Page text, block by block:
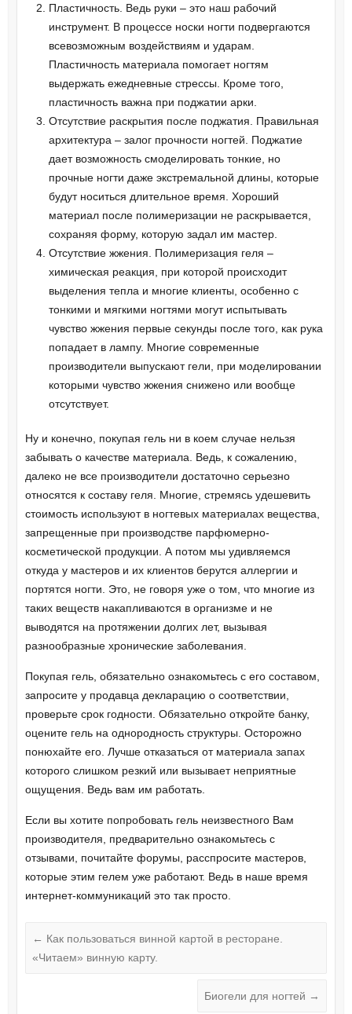
Пластичность. Ведь руки – это наш рабочий
инструмент. В процессе носки ногти подвергаются
всевозможным воздействиям и ударам.
Пластичность материала помогает ногтям
выдержать ежедневные стрессы. Кроме того,
пластичность важна при поджатии арки.
Отсутствие раскрытия после поджатия. Правильная
архитектура – залог прочности ногтей. Поджатие
дает возможность смоделировать тонкие, но
прочные ногти даже экстремальной длины, которые
будут носиться длительное время. Хороший
материал после полимеризации не раскрывается,
сохраняя форму, которую задал им мастер.
Отсутствие жжения. Полимеризация геля –
химическая реакция, при которой происходит
выделения тепла и многие клиенты, особенно с
тонкими и мягкими ногтями могут испытывать
чувство жжения первые секунды после того, как рука
попадает в лампу. Многие современные
производители выпускают гели, при моделировании
которыми чувство жжения снижено или вообще
отсутствует.
Ну и конечно, покупая гель ни в коем случае нельзя
забывать о качестве материала. Ведь, к сожалению,
далеко не все производители достаточно серьезно
относятся к составу геля. Многие, стремясь удешевить
стоимость используют в ногтевых материалах вещества,
запрещенные при производстве парфюмерно-
косметической продукции. А потом мы удивляемся
откуда у мастеров и их клиентов берутся аллергии и
портятся ногти. Это, не говоря уже о том, что многие из
таких веществ накапливаются в организме и не
выводятся на протяжении долгих лет, вызывая
разнообразные хронические заболевания.
Покупая гель, обязательно ознакомьтесь с его составом,
запросите у продавца декларацию о соответствии,
проверьте срок годности. Обязательно откройте банку,
оцените гель на однородность структуры. Осторожно
понюхайте его. Лучше отказаться от материала запах
которого слишком резкий или вызывает неприятные
ощущения. Ведь вам им работать.
Если вы хотите попробовать гель неизвестного Вам
производителя, предварительно ознакомьтесь с
отзывами, почитайте форумы, расспросите мастеров,
которые этим гелем уже работают. Ведь в наше время
интернет-коммуникаций это так просто.
← Как пользоваться винной картой в ресторане.
«Читаем» винную карту.
Биогели для ногтей →